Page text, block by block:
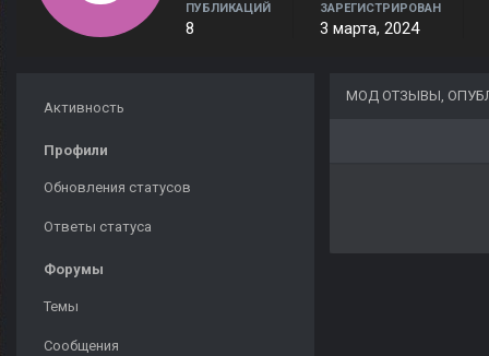
ПУБЛИКАЦИЙ
8
ЗАРЕГИСТРИРОВАН
3 марта, 2024
Активность
Профили
Обновления статусов
Ответы статуса
Форумы
Темы
Сообщения
МОД ОТЗЫВЫ,